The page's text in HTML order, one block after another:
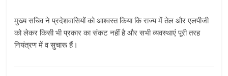
मुख्य सचिव ने प्रदेशवासियों को आश्वस्त किया कि राज्य में तेल और एलपीजी
को लेकर किसी भी प्रकार का संकट नहीं है और सभी व्यवस्थाएं पूरी तरह
नियंत्रण में व सुचारू हैं।